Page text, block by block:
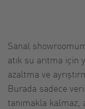
Sanal
atık su arıtma için
azaltma ve
Burada sadece
tanımakla kalmaz,